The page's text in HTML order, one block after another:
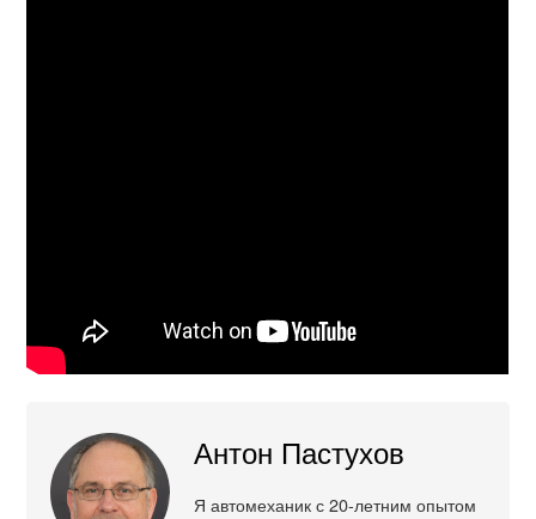
Антон Пастухов
Я автомеханик с 20-летним опытом